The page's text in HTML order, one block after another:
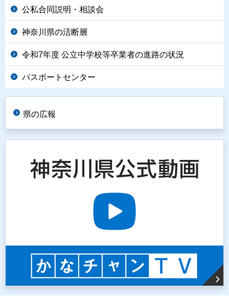
公私合同説明・相談会
神奈川県の活断層
令和7年度 公立中学校等卒業者の進路の状況
パスポートセンター
県の広報